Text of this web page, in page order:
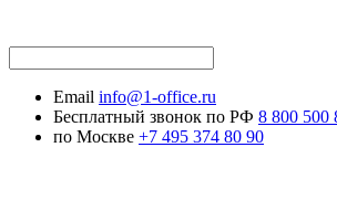
Email info@1-office.ru
Бесплатный звонок по РФ 8 800 500
по Москве +7 495 374 80 90